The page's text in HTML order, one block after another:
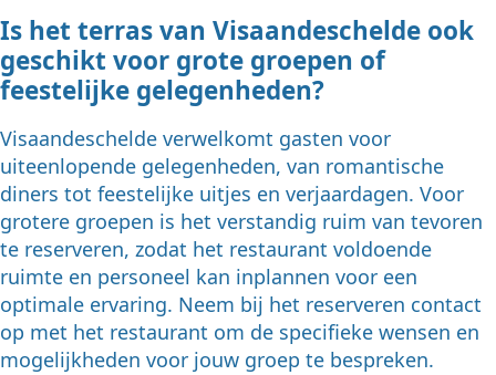
Is het terras van Visaandeschelde ook
geschikt voor grote groepen of
feestelijke gelegenheden?
Visaandeschelde verwelkomt gasten voor
uiteenlopende gelegenheden, van romantische
diners tot feestelijke uitjes en verjaardagen. Voor
grotere groepen is het verstandig ruim van tevoren
te reserveren, zodat het restaurant voldoende
ruimte en personeel kan inplannen voor een
optimale ervaring. Neem bij het reserveren contact
op met het restaurant om de specifieke wensen en
mogelijkheden voor jouw groep te bespreken.